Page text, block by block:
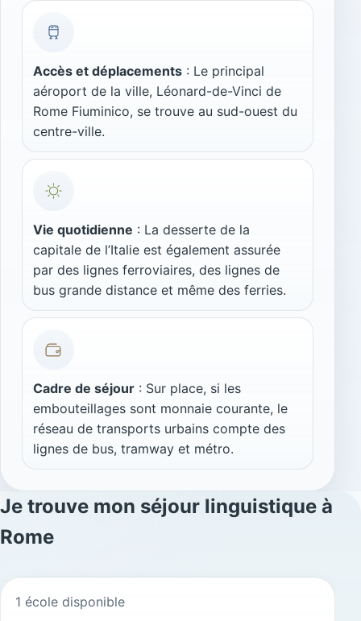
Accès et déplacements : Le principal
aéroport de la ville, Léonard-de-Vinci de
Rome Fiuminico, se trouve au sud-ouest du
centre-ville.
Vie quotidienne : La desserte de la
capitale de l’Italie est également assurée
par des lignes ferroviaires, des lignes de
bus grande distance et même des ferries.
Cadre de séjour : Sur place, si les
embouteillages sont monnaie courante, le
réseau de transports urbains compte des
lignes de bus, tramway et métro.
Je trouve mon séjour linguistique à
Rome
Nos écoles à Rome
1 école disponible